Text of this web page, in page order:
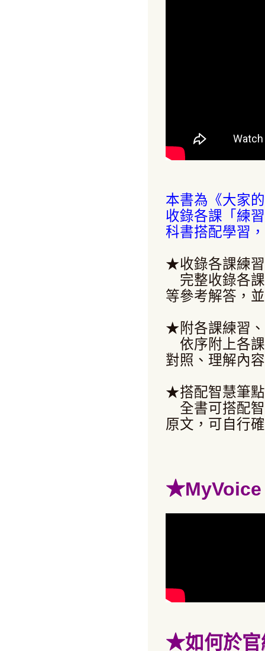
本書為《大家
收錄各課「練
科書搭配學習
★收錄各課練
完整收錄各課
等參考解答，
★附各課練習
依序附上各課
對照、理解內
★搭配智慧筆
全書可搭配智
原文，可自行
★
★如何於